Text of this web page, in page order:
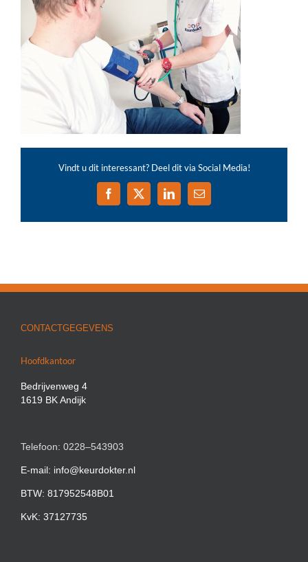
Vindt u dit interessant? Deel dit via Social Media!
Facebook
X LinkedIn
E-
CONTACTGEGEVENS
Hoofdkantoor
Bedrijvenweg 4
1619 BK Andijk
Telefoon: 0228–543903
E-mail: info@keurdokter.nl
BTW: 817952548B01
KvK: 37127735